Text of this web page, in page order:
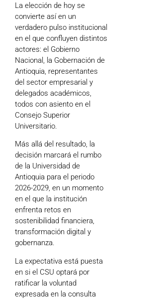
La elección de hoy se
convierte así en un
verdadero pulso institucional
en el que confluyen distintos
actores: el Gobierno
Nacional, la Gobernación de
Antioquia, representantes
del sector empresarial y
delegados académicos,
todos con asiento en el
Consejo Superior
Universitario.
Más allá del resultado, la
decisión marcará el rumbo
de la Universidad de
Antioquia para el periodo
2026-2029, en un momento
en el que la institución
enfrenta retos en
sostenibilidad financiera,
transformación digital y
gobernanza.
La expectativa está puesta
en si el CSU optará por
ratificar la voluntad
expresada en la consulta